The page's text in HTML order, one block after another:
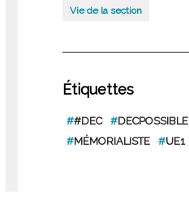
Vie de la section
Étiquettes
##DEC #DECPOSSIBLE
#MÉMORIALISTE #UE1